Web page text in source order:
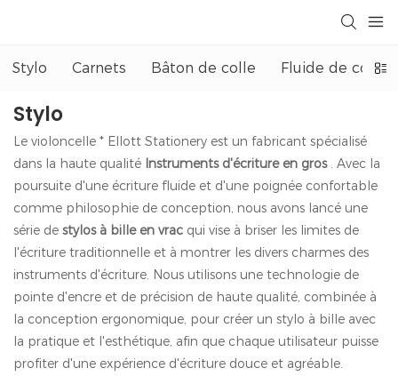
Stylo Carnets Bâton de colle Fluide de
Stylo
Le violoncelle * Ellott Stationery est un fabricant spécialisé
dans la haute qualité Instruments d'écriture en gros . Avec la
poursuite d'une écriture fluide et d'une poignée confortable
comme philosophie de conception, nous avons lancé une
série de stylos à bille en vrac qui vise à briser les limites de
l'écriture traditionnelle et à montrer les divers charmes des
instruments d'écriture. Nous utilisons une technologie de
pointe d'encre et de précision de haute qualité, combinée à
la conception ergonomique, pour créer un stylo à bille avec
la pratique et l'esthétique, afin que chaque utilisateur puisse
profiter d'une expérience d'écriture douce et agréable.